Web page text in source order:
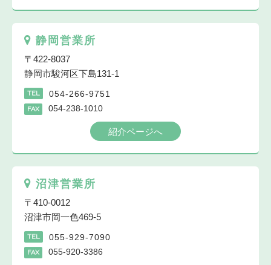
静岡営業所
〒422-8037
静岡市駿河区下島131-1
TEL 054-266-9751
FAX 054-238-1010
紹介ページへ
沼津営業所
〒410-0012
沼津市岡一色469-5
TEL 055-929-7090
FAX 055-920-3386